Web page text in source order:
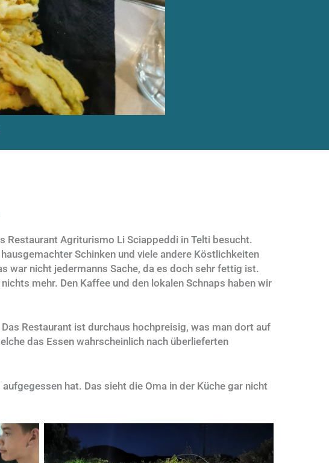
Restaurant Agriturismo Li Sciappeddi in Telti besucht.
Schinken und viele andere Köstlichkeiten
war nicht jedermanns Sache, da es doch sehr fettig ist.
mehr. Den Kaffee und den lokalen Schnaps haben wir
Restaurant ist durchaus hochpreisig, was man dort auf
das Essen wahrscheinlich nach überlieferten
hat. Das sieht die Oma in der Küche gar nicht